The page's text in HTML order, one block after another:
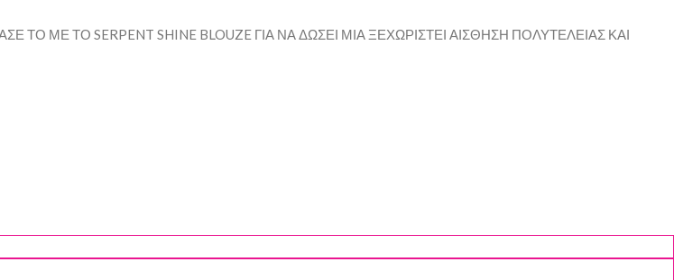
ΜΕ ΤΟ SERPENT SHINE BLOUZE ΓΙΑ ΝΑ ΔΩΣΕΙ ΜΙΑ ΞΕΧΩΡΙΣΤΕΙ ΑΙΣΘΗΣΗ ΠΟΛΥΤΕΛΕΙΑΣ ΚΑΙ